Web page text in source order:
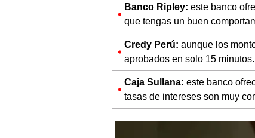
Banco Ripley: este banco
que tengas un buen
Credy Perú: aunque los
aprobados en solo 15 minutos.
Caja Sullana: este banco
tasas de intereses son muy